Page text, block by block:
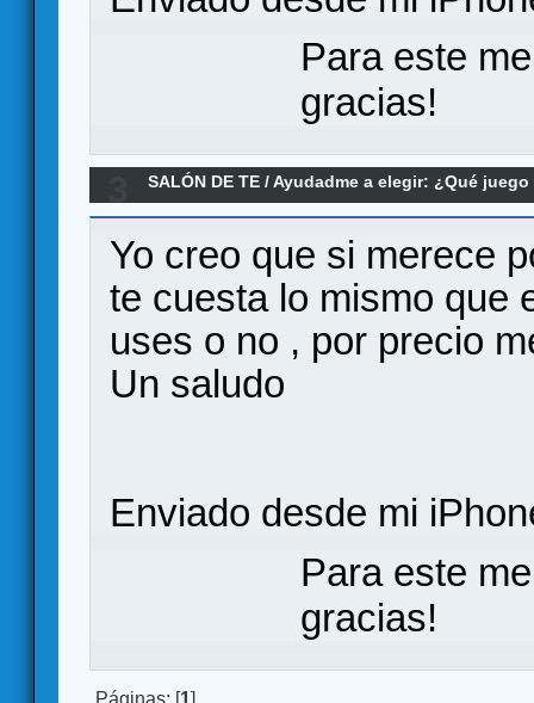
Para este
gracias!
SALÓN DE TE /Ayudadme a elegir: ¿Qué
pena el Carcassonne (Plus) a estas alturas de
Yo creo que si merece
te cuesta lo mismo que
uses o no , por precio
Un saludo
Enviado desde mi
Para este
gracias!
Páginas: [1 ]